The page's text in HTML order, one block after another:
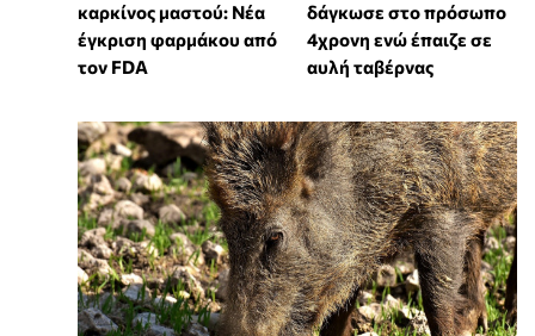
καρκίνος μαστού: Νέα
έγκριση φαρμάκου από
τον FDA
δάγκωσε στο πρόσωπο
4χρονη ενώ έπαιζε σε
αυλή ταβέρνας